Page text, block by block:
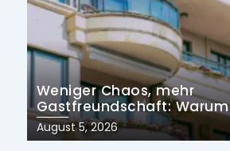
Weniger Chaos, mehr
Gastfreundschaft:
Prozesse die Zukunft der
Ferienvermietung prägen
Posted
on
August 5, 2026